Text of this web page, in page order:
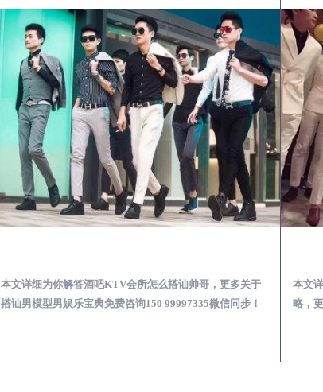
本文详细为你解答酒吧KTV会所怎么搭讪帅哥，更多关于
搭讪男模型男娱乐宝典免费咨询150 99997335微信同步！
本文
略，